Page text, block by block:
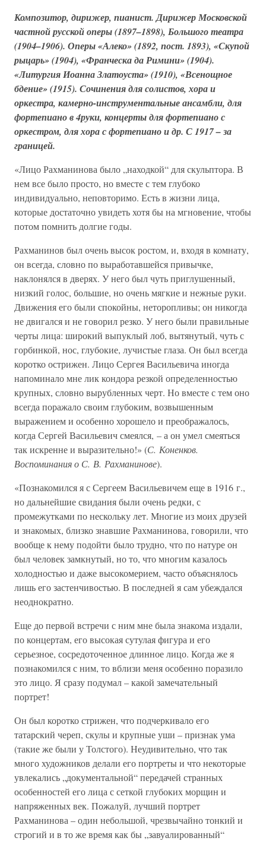
Композитор, дирижер, пианист. Дирижер Московской
частной русской оперы (1897–1898), Большого театра
(1904–1906). Оперы «Алеко» (1892, пост. 1893), «Скупой
рыцарь» (1904), «Франческа да Римини» (1904).
«Литургия Иоанна Златоуста» (1910), «Всенощное
бдение» (1915). Сочинения для солистов, хора и
оркестра, камерно-инструментальные ансамбли, для
фортепиано в 4руки, концерты для фортепиано с
оркестром, для хора с фортепиано и др. С 1917 – за
границей.
«Лицо Рахманинова было „находкой“ для скульптора. В
нем все было просто, но вместе с тем глубоко
индивидуально, неповторимо. Есть в жизни лица,
которые достаточно увидеть хотя бы на мгновение, чтобы
потом помнить долгие годы.
Рахманинов был очень высок ростом, и, входя в комнату,
он всегда, словно по выработавшейся привычке,
наклонялся в дверях. У него был чуть приглушенный,
низкий голос, большие, но очень мягкие и нежные руки.
Движения его были спокойны, неторопливы; он никогда
не двигался и не говорил резко. У него были правильные
черты лица: широкий выпуклый лоб, вытянутый, чуть с
горбинкой, нос, глубокие, лучистые глаза. Он был всегда
коротко острижен. Лицо Сергея Васильевича иногда
напоминало мне лик кондора резкой определенностью
крупных, словно вырубленных черт. Но вместе с тем оно
всегда поражало своим глубоким, возвышенным
выражением и особенно хорошело и преображалось,
когда Сергей Васильевич смеялся, – а он умел смеяться
так искренне и выразительно!» (С. Коненков.
Воспоминания о С. В. Рахманинове).
«Познакомился я с Сергеем Васильевичем еще в 1916 г.,
но дальнейшие свидания были очень редки, с
промежутками по нескольку лет. Многие из моих друзей
и знакомых, близко знавшие Рахманинова, говорили, что
вообще к нему подойти было трудно, что по натуре он
был человек замкнутый, но то, что многим казалось
холодностью и даже высокомерием, часто объяснялось
лишь его застенчивостью. В последней я сам убеждался
неоднократно.
Еще до первой встречи с ним мне была знакома издали,
по концертам, его высокая сутулая фигура и его
серьезное, сосредоточенное длинное лицо. Когда же я
познакомился с ним, то вблизи меня особенно поразило
это лицо. Я сразу подумал – какой замечательный
портрет!
Он был коротко стрижен, что подчеркивало его
татарский череп, скулы и крупные уши – признак ума
(такие же были у Толстого). Неудивительно, что так
много художников делали его портреты и что некоторые
увлекались „документальной“ передачей странных
особенностей его лица с сеткой глубоких морщин и
напряженных век. Пожалуй, лучший портрет
Рахманинова – один небольшой, чрезвычайно тонкий и
строгий и в то же время как бы „завуалированный“